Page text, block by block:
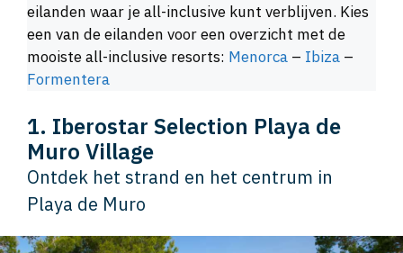
eilanden waar je all-inclusive kunt verblijven. Kies
een van de eilanden voor een overzicht met de
mooiste all-inclusive resorts: Menorca – Ibiza –
Formentera
1. Iberostar Selection Playa de
Muro Village
Ontdek het strand en het centrum in
Playa de Muro